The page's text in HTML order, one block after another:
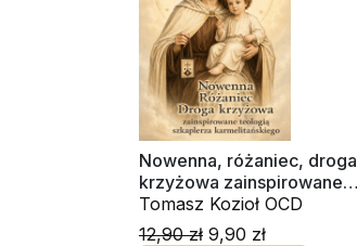
Nowenna, różaniec, droga
krzyżowa zainspirowane
teologią szkaplerza
karmelitańskiego
Tomasz Kozioł OCD
12,90 zł 9,90 zł